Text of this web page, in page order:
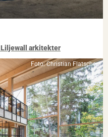
Liljewall arkitekter
Foto: Christian Flatscher